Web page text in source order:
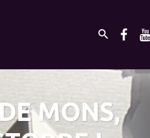
MONS,